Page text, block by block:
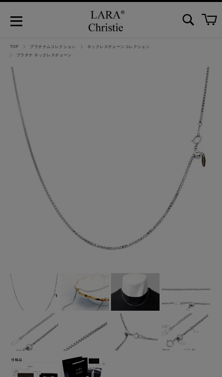
TOP プラチナムコレクション
ネックレスチェーンコレクション
プラチナ ネックレスチェーン